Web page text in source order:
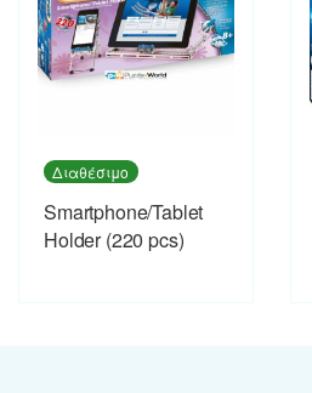
Διαθέσιμο
Smartphone/Tablet
Holder (220 pcs)